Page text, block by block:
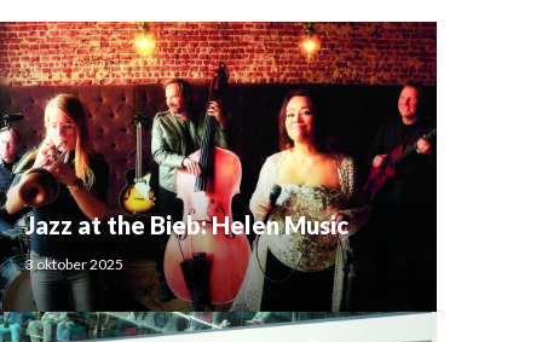
Jazz at the Bieb: Helen Music
3 oktober 2025